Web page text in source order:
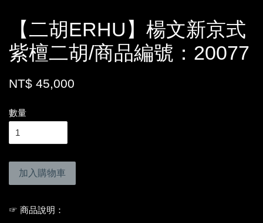
【二胡ERHU】楊文新京式
紫檀二胡/商品編號：20077
NT$ 45,000
數量
加入購物車
☞ 商品說明：